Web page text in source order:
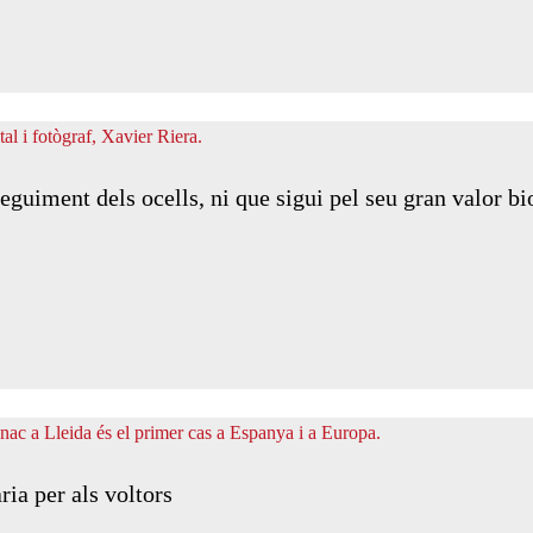
dels ocells, ni que sigui pel seu gran valor
per als voltors